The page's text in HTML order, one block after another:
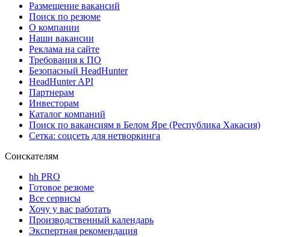
Размещение вакансий
Поиск по резюме
О компании
Наши вакансии
Реклама на сайте
Требования к ПО
Безопасный HeadHunter
HeadHunter API
Партнерам
Инвесторам
Каталог компаний
Поиск по вакансиям в Белом Яре (Республика Хакасия)
Сетка: соцсеть для нетворкинга
Соискателям
hh PRO
Готовое резюме
Все сервисы
Хочу у вас работать
Производственный календарь
Экспертная рекомендация